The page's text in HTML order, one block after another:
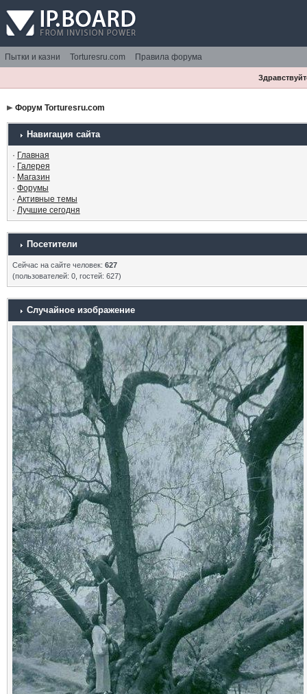
Пытки и казни Torturesru.com Правила форума
Форум Torturesru.com
Навигация сайта
· Главная
· Галерея
· Магазин
· Форумы
· Активные темы
· Лучшие сегодня
Посетители
Сейчас на сайте человек: 627
(пользователей: 0, гостей: 627)
Случайное изображение